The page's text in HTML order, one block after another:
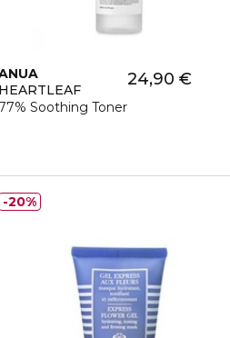
HEARTLEAF
77% Soothing Toner
24,90 €
20%